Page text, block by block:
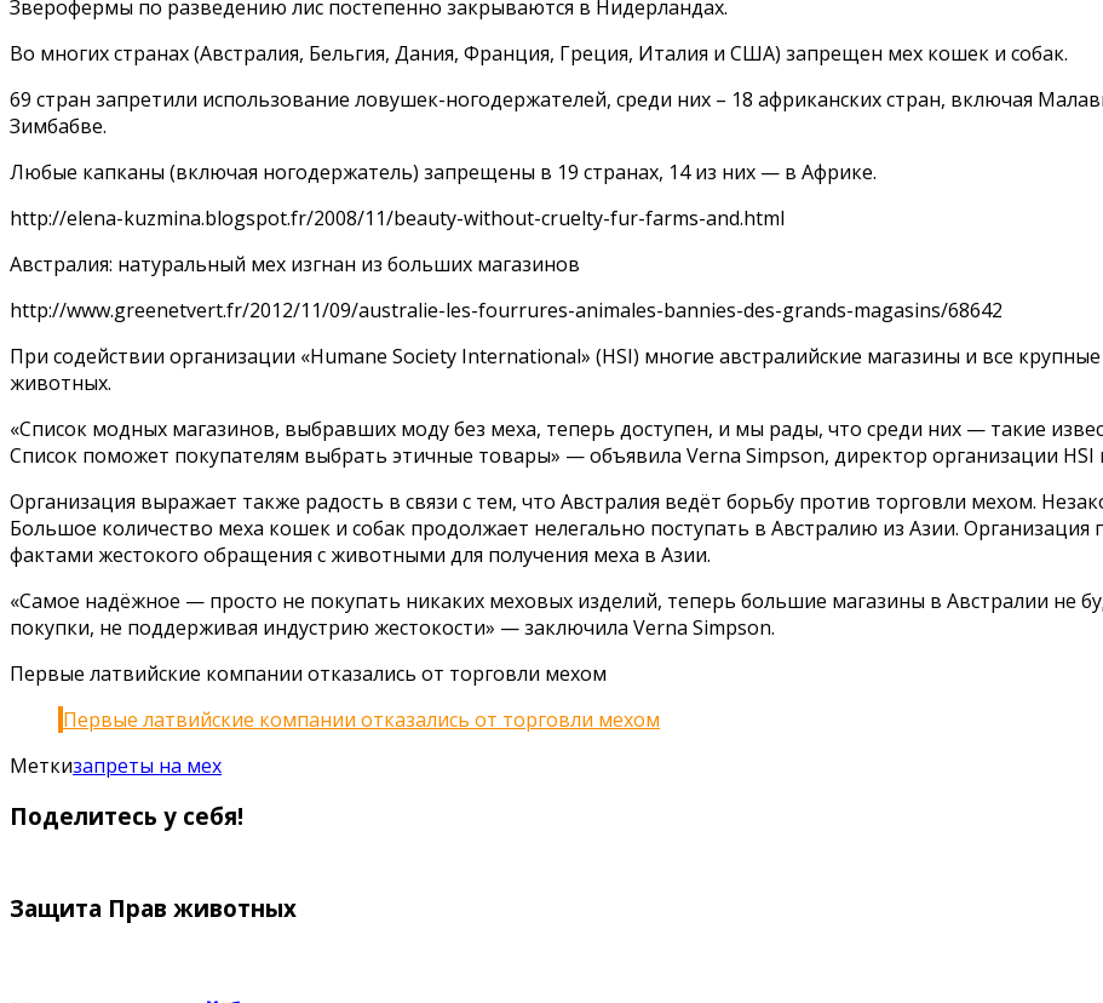
Зверофермы по разведению лис постепенно закрываются в Нидерландах.
Во многих странах (Австралия, Бельгия, Дания, Франция, Греция, Италия и США) запрещен мех кошек и собак.
69 стран запретили использование ловушек-ногодержателей, среди них – 18 африканских стран, включая
Зимбабве.
Любые капканы (включая ногодержатель) запрещены в 19 странах, 14 из них — в Африке.
http://elena-kuzmina.blogspot.fr/2008/11/beauty-without-cruelty-fur-farms-and.html
Австралия: натуральный мех изгнан из больших магазинов
http://www.greenetvert.fr/2012/11/09/australie-les-fourrures-animales-bannies-des-grands-magasins/68642
При содействии организации «Humane Society International» (HSI) многие австралийские магазины и все
животных.
«Список модных магазинов, выбравших моду без меха, теперь доступен, и мы рады, что среди них — такие
Список поможет покупателям выбрать этичные товары» — объявила Verna Simpson, директор организации HSI
Организация выражает также радость в связи с тем, что Австралия ведёт борьбу против торговли мехом.
Большое количество меха кошек и собак продолжает нелегально поступать в Австралию из Азии. Организация
фактами жестокого обращения с животными для получения меха в Азии.
«Самое надёжное — просто не покупать никаких меховых изделий, теперь большие магазины в Австралии не
покупки, не поддерживая индустрию жестокости» — заключила Verna Simpson.
Первые латвийские компании отказались от торговли мехом
Первые латвийские компании отказались от торговли мехом
Меткизапреты на мех
Поделитесь у себя!
Защита Прав животных